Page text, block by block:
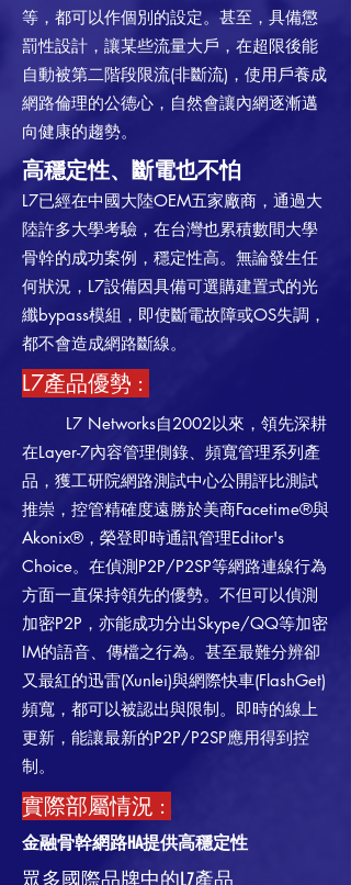
等，都可以作個別的設定。甚至，具備懲
罰性設計，讓某些流量大戶，在超限後能
自動被第二階段限流(非斷流)，使用戶養成
網路倫理的公德心，自然會讓內網逐漸邁
向健康的趨勢。
高穩定性、斷電也不怕
L7已經在中國大陸OEM五家廠商，通過大
陸許多大學考驗，在台灣也累積數間大學
骨幹的成功案例，穩定性高。無論發生任
何狀況，L7設備因具備可選購建置式的光
纖bypass模組，即使斷電故障或OS失調，
都不會造成網路斷線。
L7產品優勢 :
L7 Networks自2002以來，領先深耕
在Layer-7內容管理側錄、頻寬管理系列產
品，獲工研院網路測試中心公開評比測試
推崇，控管精確度遠勝於美商Facetime®與
Akonix®，榮登即時通訊管理Editor's
Choice。在偵測P2P/P2SP等網路連線行為
方面一直保持領先的優勢。不但可以偵測
加密P2P，亦能成功分出Skype/QQ等加密
IM的語音、傳檔之行為。甚至最難分辨卻
又最紅的迅雷(Xunlei)與網際快車(FlashGet)
頻寬，都可以被認出與限制。即時的線上
更新，能讓最新的P2P/P2SP應用得到控
制。
實際部屬情況 :
金融骨幹網路HA提供高穩定性
​眾多國際品牌中的L7產品